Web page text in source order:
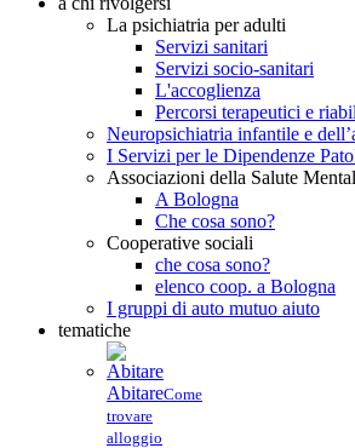
La psichiatria per adulti
Servizi sanitari
Servizi socio-sanitari
L'accoglienza
Percorsi terapeutici e
Neuropsichiatria infantile e
I Servizi per le Dipendenze
Associazioni della Salute
A Bologna
Che cosa sono?
Cooperative sociali
che cosa sono?
elenco coop. a Bologna
I gruppi di auto mutuo aiuto
tematiche
AbitareCome
trovare
alloggio